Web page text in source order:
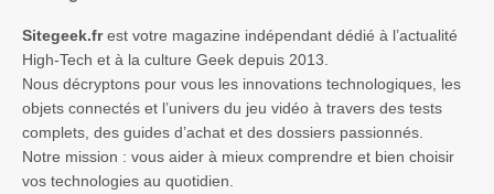
Sitegeek.frest votre magazine indépendant dédié à l’actualité
High-Tech et à la culture Geek depuis 2013.
Nous décryptons pour vous les innovations technologiques, les
objets connectés et l’univers du jeu vidéo à travers des tests
complets, des guides d’achat et des dossiers passionnés.
Notre mission : vous aider à mieux comprendre et bien choisir
vos technologies au quotidien.